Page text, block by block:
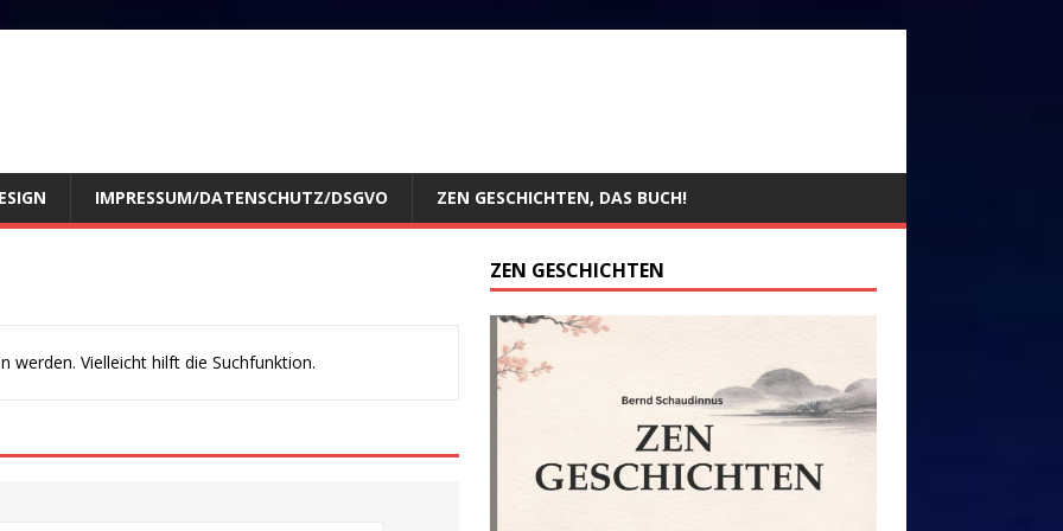
IMPRESSUM/DATENSCHUTZ/DSGVO ZEN GESCHICHTEN, DAS BUCH!
werden. Vielleicht hilft die Suchfunktion.
ZEN GESCHICHTEN